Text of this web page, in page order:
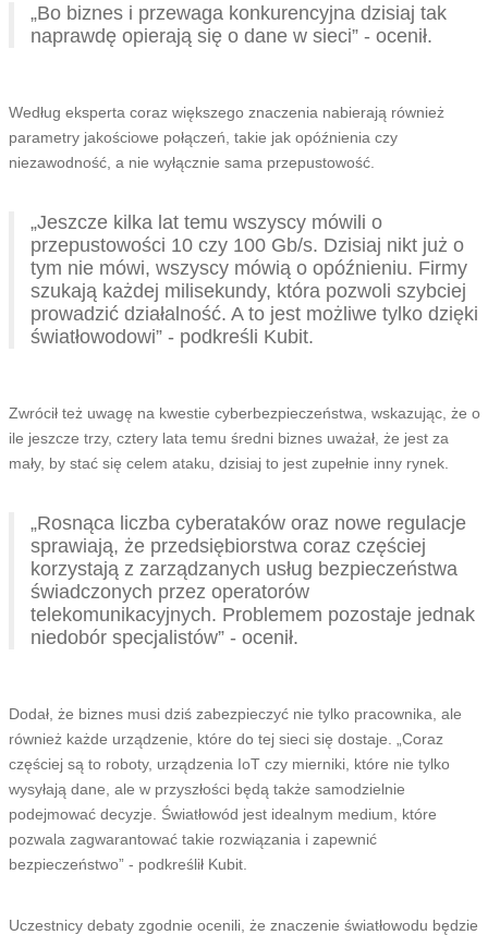
„Bo biznes i przewaga konkurencyjna dzisiaj tak
naprawdę opierają się o dane w sieci” - ocenił.
Według eksperta coraz większego znaczenia nabierają również
parametry jakościowe połączeń, takie jak opóźnienia czy
niezawodność, a nie wyłącznie sama przepustowość.
„Jeszcze kilka lat temu wszyscy mówili o
przepustowości 10 czy 100 Gb/s. Dzisiaj nikt już o
tym nie mówi, wszyscy mówią o opóźnieniu. Firmy
szukają każdej milisekundy, która pozwoli szybciej
prowadzić działalność. A to jest możliwe tylko dzięki
światłowodowi” - podkreśli Kubit.
Zwrócił też uwagę na kwestie cyberbezpieczeństwa, wskazując, że o
ile jeszcze trzy, cztery lata temu średni biznes uważał, że jest za
mały, by stać się celem ataku, dzisiaj to jest zupełnie inny rynek.
„Rosnąca liczba cyberataków oraz nowe regulacje
sprawiają, że przedsiębiorstwa coraz częściej
korzystają z zarządzanych usług bezpieczeństwa
świadczonych przez operatorów
telekomunikacyjnych. Problemem pozostaje jednak
niedobór specjalistów” - ocenił.
Dodał, że biznes musi dziś zabezpieczyć nie tylko pracownika, ale
również każde urządzenie, które do tej sieci się dostaje. „Coraz
częściej są to roboty, urządzenia IoT czy mierniki, które nie tylko
wysyłają dane, ale w przyszłości będą także samodzielnie
podejmować decyzje. Światłowód jest idealnym medium, które
pozwala zagwarantować takie rozwiązania i zapewnić
bezpieczeństwo” - podkreślił Kubit.
Uczestnicy debaty zgodnie ocenili, że znaczenie światłowodu będzie